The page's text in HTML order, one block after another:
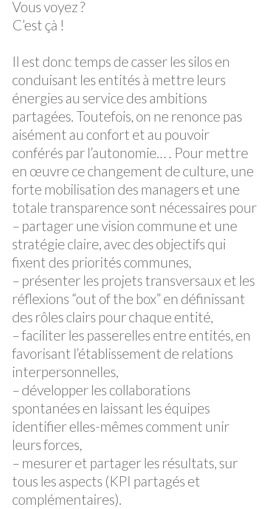
Vous voyez ?
C’est çà !
Il est donc temps de casser les silos en
conduisant les entités à mettre leurs
énergies au service des ambitions
partagées. Toutefois, on ne renonce pas
aisément au confort et au pouvoir
conférés par l’autonomie… . Pour mettre
en œuvre ce changement de culture, une
forte mobilisation des managers et une
totale transparence sont nécessaires pour
– partager une vision commune et une
stratégie claire, avec des objectifs qui
fixent des priorités communes,
– présenter les projets transversaux et les
réflexions “out of the box” en définissant
des rôles clairs pour chaque entité,
– faciliter les passerelles entre entités, en
favorisant l’établissement de relations
interpersonnelles,
– développer les collaborations
spontanées en laissant les équipes
identifier elles-mêmes comment unir
leurs forces,
– mesurer et partager les résultats, sur
tous les aspects (KPI partagés et
complémentaires).